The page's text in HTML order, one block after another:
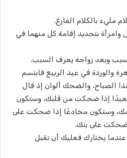
مليء بالكلام الفارغ.
وامرأة بتحديد إقامة كل منهما في
سبب وبعد زواجه يعرف السبب.
والوردة في عيد الربيع فابتسم
الصباح، والضحك ألوان إذ قال
إذا ضحكت من قلبك، وستكون
وستكون مخادعًا إذا ضحكت على
ضحكت على بنك.
عندما يختارك فعليك أن تقبل